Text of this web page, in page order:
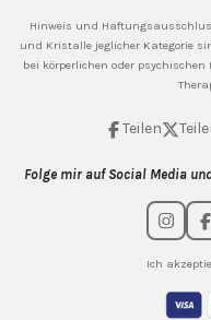
Hinweis und
und Kristalle jeglicher Kategorie
bei körperlichen oder
Teilen
Folge mir auf Social Media
I
n
s
a
g
F
c
o
Ich